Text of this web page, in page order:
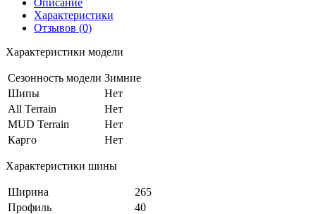
Характеристики
Отзывов (0)
Характеристики модели
Сезонность модели Зимние
Шипы
Нет
All Terrain
Нет
MUD Terrain
Нет
Карго
Нет
Характеристики шины
Ширина
265
Профиль
40